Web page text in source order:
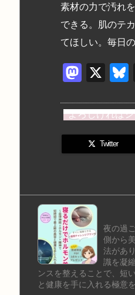
素材の力で汚れ
できる。肌のテ
てほしい。毎日
M
st
o
d
X
よろしければ
Twitter
夜の過
側から
法があ
識を凝
ンスを整えることで、短
と健康を手に入れる極意